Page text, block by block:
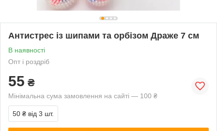
Антистрес із шипами та орбізом Драже 7 см
В наявності
Опт і роздріб
55 ₴
Мінімальна сума замовлення на сайті — 100 ₴
50 ₴ від 3 шт.